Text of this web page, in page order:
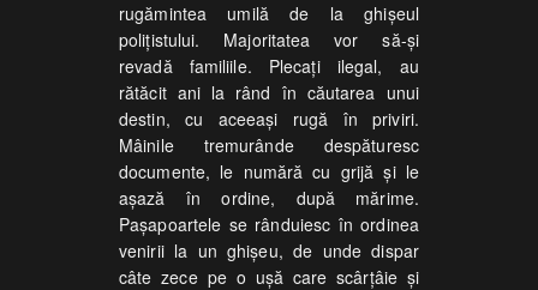
rugămintea umilă de la ghişeul
poliţistului. Majoritatea vor să-şi
revadă familiile. Plecaţi ilegal, au
rătăcit ani la rând în căutarea unui
destin, cu aceeaşi rugă în priviri.
Mâinile tremurânde despăturesc
documente, le numără cu grijă şi le
aşază în ordine, după mărime.
Paşapoartele se rânduiesc în ordinea
venirii la un ghişeu, de unde dispar
câte zece pe o uşă care scârţâie şi